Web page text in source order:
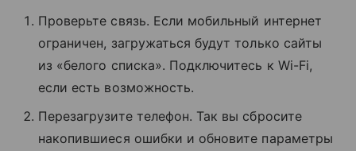
Проверьте связь. Если мобильный интернет
ограничен, загружаться будут только сайты
из «белого списка». Подключитесь к Wi-Fi,
если есть возможность.
Перезагрузите телефон. Так вы сбросите
накопившиеся ошибки и обновите параметры